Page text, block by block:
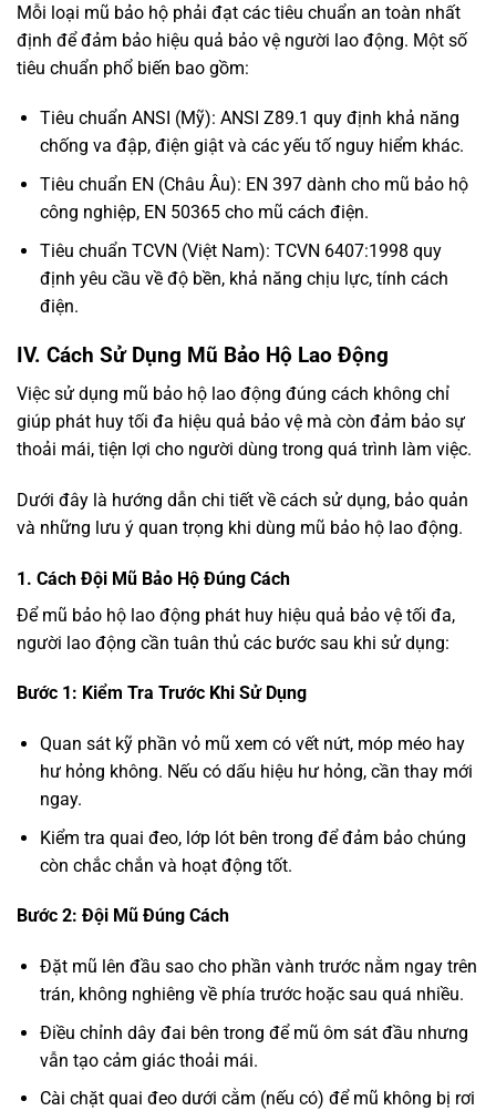
Mỗi loại mũ bảo hộ phải đạt các tiêu chuẩn an toàn nhất
định để đảm bảo hiệu quả bảo vệ người lao động. Một số
tiêu chuẩn phổ biến bao gồm:
Tiêu chuẩn ANSI (Mỹ): ANSI Z89.1 quy định khả năng
chống va đập, điện giật và các yếu tố nguy hiểm khác.
Tiêu chuẩn EN (Châu Âu): EN 397 dành cho mũ bảo hộ
công nghiệp, EN 50365 cho mũ cách điện.
Tiêu chuẩn TCVN (Việt Nam): TCVN 6407:1998 quy
định yêu cầu về độ bền, khả năng chịu lực, tính cách
điện.
IV. Cách Sử Dụng Mũ Bảo Hộ Lao Động
Việc sử dụng mũ bảo hộ lao động đúng cách không chỉ
giúp phát huy tối đa hiệu quả bảo vệ mà còn đảm bảo sự
thoải mái, tiện lợi cho người dùng trong quá trình làm việc.
Dưới đây là hướng dẫn chi tiết về cách sử dụng, bảo quản
và những lưu ý quan trọng khi dùng mũ bảo hộ lao động.
1. Cách Đội Mũ Bảo Hộ Đúng Cách
Để mũ bảo hộ lao động phát huy hiệu quả bảo vệ tối đa,
người lao động cần tuân thủ các bước sau khi sử dụng:
Bước 1: Kiểm Tra Trước Khi Sử Dụng
Quan sát kỹ phần vỏ mũ xem có vết nứt, móp méo hay
hư hỏng không. Nếu có dấu hiệu hư hỏng, cần thay mới
ngay.
Kiểm tra quai đeo, lớp lót bên trong để đảm bảo chúng
còn chắc chắn và hoạt động tốt.
Bước 2: Đội Mũ Đúng Cách
Đặt mũ lên đầu sao cho phần vành trước nằm ngay trên
trán, không nghiêng về phía trước hoặc sau quá nhiều.
Điều chỉnh dây đai bên trong để mũ ôm sát đầu nhưng
vẫn tạo cảm giác thoải mái.
Cài chặt quai đeo dưới cằm (nếu có) để mũ không bị rơi